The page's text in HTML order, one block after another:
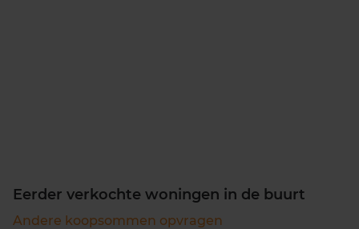
Eerder verkochte woningen in de buurt
Andere koopsommen opvragen